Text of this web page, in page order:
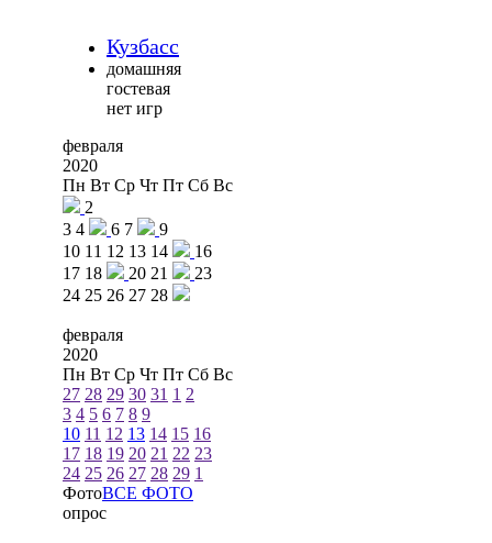
Кузбасс
домашняя
гостевая
нет игр
февраля
2020
Пн Вт Ср Чт Пт Сб Вс
2
3 4 6 7
9
10 11 12 13 14
16
17 18 20 21
23
24 25 26 27 28
февраля
2020
Пн Вт Ср Чт Пт Сб Вс
27 28 29 30 31 1 2
3 4 5 6 7 8 9
10 11 12 13 14 15 16
17 18 19 20 21 22 23
24 25 26 27 28 29 1
ФотоВСЕ ФОТО
опрос